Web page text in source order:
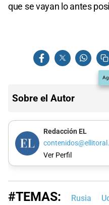
que se vayan lo antes
Sobre el Autor
Redacción EL
Ver Perfil
#TEMAS: Rusia